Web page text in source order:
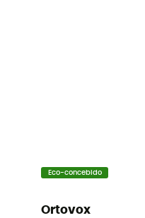
Eco-concebido
Ortovox